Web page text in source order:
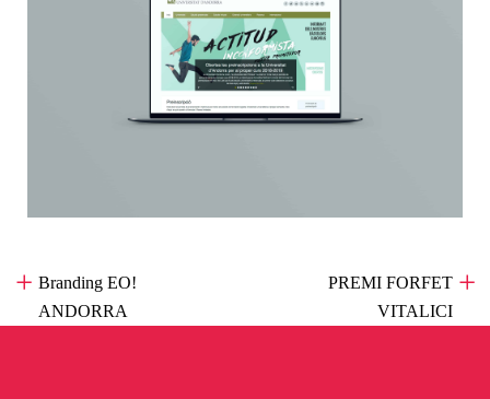
PREMI FORFET
VITALICI
Branding EO!
ANDORRA